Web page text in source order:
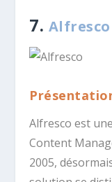
7. Alfresco
Alfresco est
Content
2005,